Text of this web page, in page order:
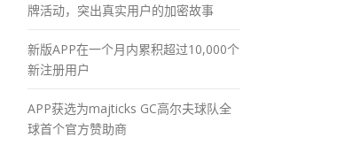
牌活动，突出真实用户的加密故事
新版APP在一个月内累积超过10,000个
新注册用户
APP获选为majticks GC高尔夫球队全
球首个官方赞助商